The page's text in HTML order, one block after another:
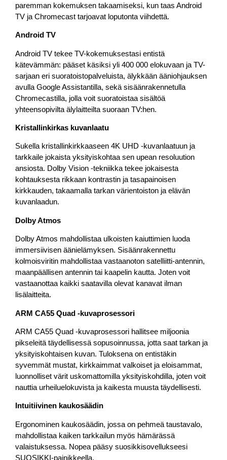
paremman kokemuksen takaamiseksi, kun taas Android
TV ja Chromecast tarjoavat loputonta viihdettä.
Android TV
Android TV tekee TV-kokemuksestasi entistä
kätevämmän: pääset käsiksi yli 400 000 elokuvaan ja TV-
sarjaan eri suoratoistopalveluista, älykkään ääniohjauksen
avulla Google Assistantilla, sekä sisäänrakennetulla
Chromecastilla, jolla voit suoratoistaa sisältöä
yhteensopivilta älylaitteilta suoraan TV:hen.
Kristallinkirkas kuvanlaatu
Sukella kristallinkirkkaaseen 4K UHD -kuvanlaatuun ja
tarkkaile jokaista yksityiskohtaa sen upean resoluution
ansiosta. Dolby Vision -tekniikka tekee jokaisesta
kohtauksesta rikkaan kontrastin ja tasapainoisen
kirkkauden, takaamalla tarkan värientoiston ja elävän
kuvanlaadun.
Dolby Atmos
Dolby Atmos mahdollistaa ulkoisten kaiuttimien luoda
immersiivisen äänielämyksen. Sisäänrakennettu
kolmoisviritin mahdollistaa vastaanoton satelliitti-antennin,
maanpäällisen antennin tai kaapelin kautta. Joten voit
vastaanottaa kaikki saatavilla olevat kanavat ilman
lisälaitteita.
ARM CA55 Quad -kuvaprosessori
ARM CA55 Quad -kuvaprosessori hallitsee miljoonia
pikseleitä täydellisessä sopusoinnussa, jotta saat tarkan ja
yksityiskohtaisen kuvan. Tuloksena on entistäkin
syvemmät mustat, kirkkaimmat valkoiset ja eloisammat,
luonnolliset värit uskomattomilla yksityiskohdilla, joten voit
nauttia urheiluelokuvista ja kaikesta muusta täydellisesti.
Intuitiivinen kaukosäädin
Ergonominen kaukosäädin, jossa on pehmeä taustavalo,
mahdollistaa kaiken tarkkailun myös hämärässä
valaistuksessa. Nopea pääsy suosikkisovellukseesi
SUOSIKKI-painikkeella.